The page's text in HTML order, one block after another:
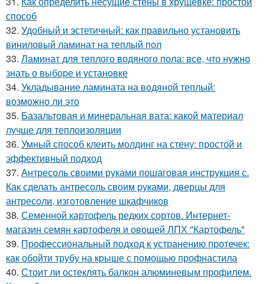
способ
32. Удобный и эстетичный: как правильно установить
виниловый ламинат на теплый пол
33. Ламинат для теплого водяного пола: все, что нужно
знать о выборе и установке
34. Укладывание ламината на водяной теплый:
возможно ли это
35. Базальтовая и минеральная вата: какой материал
лучше для теплоизоляции
36. Умный способ клеить молдинг на стену: простой и
эффективный подход
37. Антресоль своими руками пошаговая инструкция с.
Как сделать антресоль своим руками, дверцы для
антресоли, изготовление шкафчиков
38. Семенной картофель редких сортов. Интернет-
магазин семян картофеля и овощей ЛПХ "Картофель"
39. Профессиональный подход к устранению протечек:
как обойти трубу на крыше с помощью профнастила
40. Стоит ли остеклять балкон алюминевым профилем.